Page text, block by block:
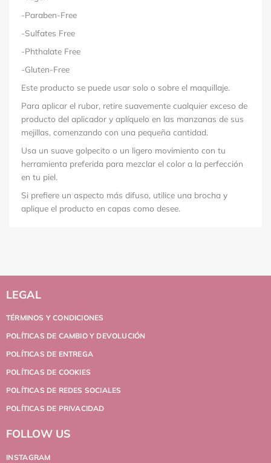
-Paraben-Free
-Sulfates Free
-Phthalate Free
-Gluten-Free
Este producto se puede usar solo o sobre el maquillaje.
Para aplicar el rubor, retire suavemente cualquier exceso de
producto del aplicador y aplíquelo en las manzanas de sus
mejillas, comenzando con una pequeña cantidad.
Usa un suave golpecito o un ligero movimiento con tu
herramienta preferida para mezclar el color a la perfección
en tu piel.
Si prefiere un aspecto más difuso, utilice una brocha y
aplique el producto en capas como desee.
LEGAL
TÉRMINOS Y CONDICIONES
POLÍTICAS DE CAMBIO Y DEVOLUCIÓN
POLÍTICAS DE ENTREGA
POLÍTICAS DE COOKIES
POLÍTICAS DE REDES SOCIALES
POLÍTICAS DE PRIVACIDAD
FOLLOW US
INSTAGRAM